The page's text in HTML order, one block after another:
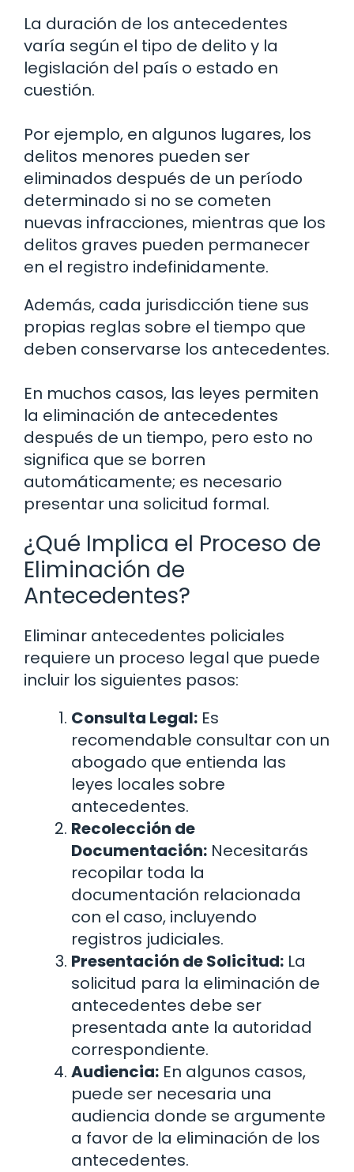
La duración de los antecedentes
varía según el tipo de delito y la
legislación del país o estado en
cuestión.
Por ejemplo, en algunos lugares, los
delitos menores pueden ser
eliminados después de un período
determinado si no se cometen
nuevas infracciones, mientras que los
delitos graves pueden permanecer
en el registro indefinidamente.
Además, cada jurisdicción tiene sus
propias reglas sobre el tiempo que
deben conservarse los antecedentes.
En muchos casos, las leyes permiten
la eliminación de antecedentes
después de un tiempo, pero esto no
significa que se borren
automáticamente; es necesario
presentar una solicitud formal.
¿Qué Implica el Proceso de
Eliminación de
Antecedentes?
Eliminar antecedentes policiales
requiere un proceso legal que puede
incluir los siguientes pasos:
Consulta Legal: Es
recomendable consultar con un
abogado que entienda las
leyes locales sobre
antecedentes.
Recolección de
Documentación: Necesitarás
recopilar toda la
documentación relacionada
con el caso, incluyendo
registros judiciales.
Presentación de Solicitud: La
solicitud para la eliminación de
antecedentes debe ser
presentada ante la autoridad
correspondiente.
Audiencia: En algunos casos,
puede ser necesaria una
audiencia donde se argumente
a favor de la eliminación de los
antecedentes.